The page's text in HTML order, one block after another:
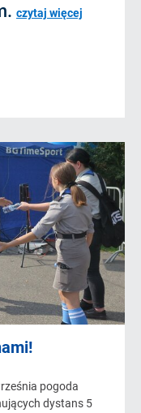
czytaj więcej
pogoda
dystans 5